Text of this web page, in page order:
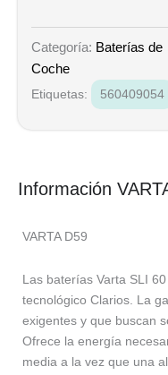
Categoría: Baterías de
Coche
Etiquetas: 560409054
Información
VARTA D59
Las baterías Varta SLI
tecnológico Clarios. La
exigentes y que buscan
Ofrece la energía
media a la vez que una